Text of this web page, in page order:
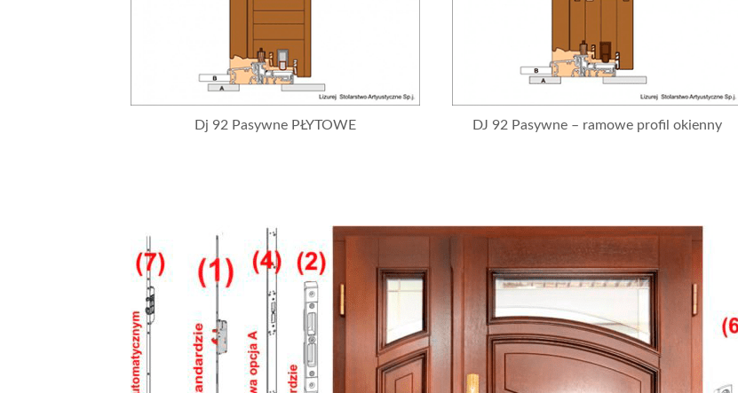
Dj 92 Pasywne PŁYTOWE DJ 92 Pasywne – ramowe profil okienny